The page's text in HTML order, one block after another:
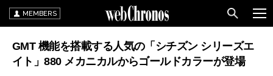
MEMBERS
GMT 機能を搭載する人気の「シチズン シリーズエ
イト」880 メカニカルからゴールドカラーが登場